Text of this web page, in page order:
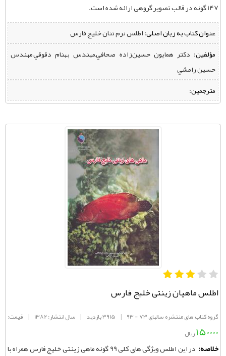
147 گونه در قالب تصویر گروهی ارائه شده است.
عنوان کتاب به زبان اصلی:اطلس نرم تنان خلیج فارس
مؤلفین: ‌ دکتر همايون حسين‌زاده صحافي,مهندس بهنام دقوقي,مهندس
حسين رامشي
مترجمین:
اطلس ماهیان زینتی خلیج فارس
گروه کتاب های منتشره سالهای 73 - 93 | 3915 بازدید | سال انتشار: 1382 | قیمت:
150000ریال
خلاصه:
در اين اطلس ویژگی های کلی 99 گونه ماهی زینتی خلیج فارس همراه با